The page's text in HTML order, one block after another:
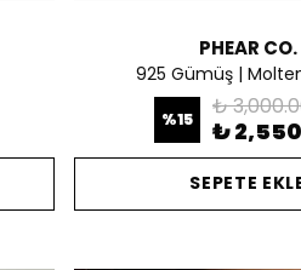
PHEAR CO.
925 Gümüş |
%15 ₺
₺
SEPETE